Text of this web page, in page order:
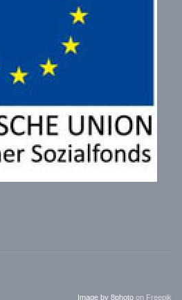
Image by 8photo on Freepik